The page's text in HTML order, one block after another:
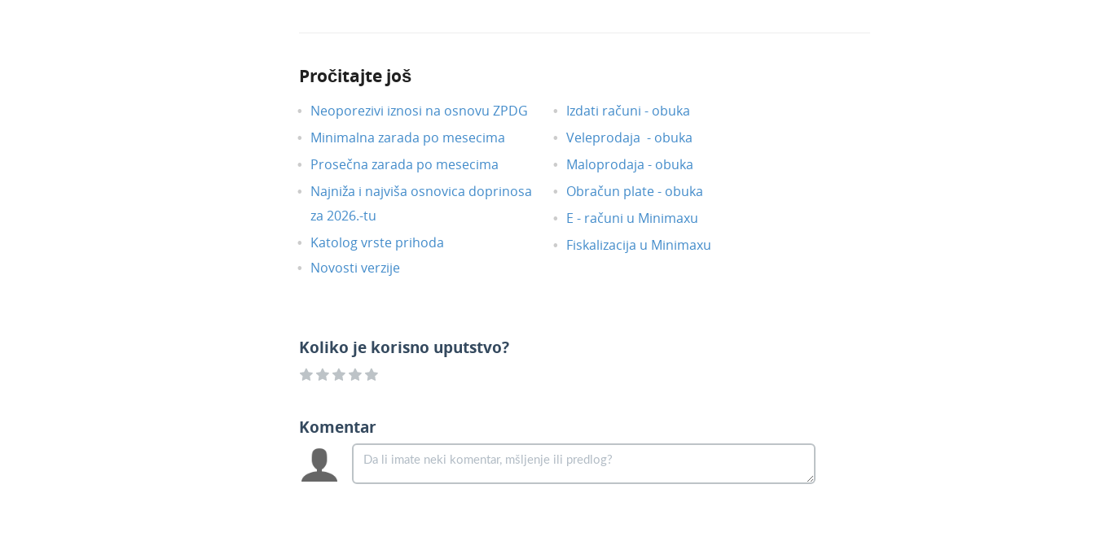
Pročitajte još
Neoporezivi iznosi na osnovu ZPDG
Minimalna zarada po mesecima
Prosečna zarada po mesecima
Najniža i najviša osnovica doprinosa
za 2026.-tu
Katolog vrste prihoda
Novosti verzije
Izdati računi - obuka
Veleprodaja - obuka
Maloprodaja - obuka
Obračun plate - obuka
E - računi u Minimaxu
Fiskalizacija u Minimaxu
Koliko je korisno uputstvo?
Komentar